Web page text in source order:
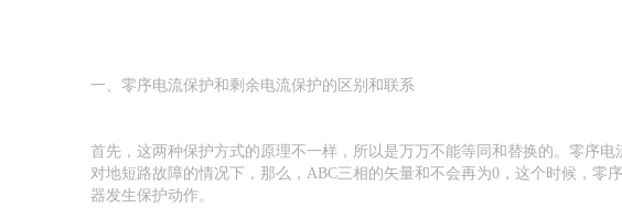
一、零序电流保护和剩余电流保护的区别和联系
首先，这两种保护方式的原理不一样，所以是万万不能等同和替换的。零序
对地短路故障的情况下，那么，ABC三相的矢量和不会再为0，这个时候，
器发生保护动作。